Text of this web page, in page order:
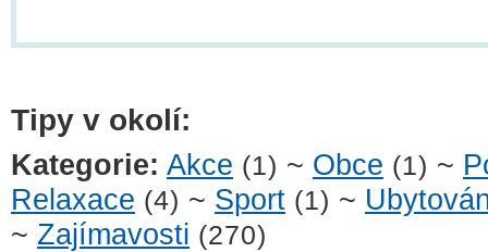
Tipy v okolí:
Kategorie: Akce (1) ~ Obce (1) ~
Relaxace (4) ~ Sport (1) ~
~ Zajímavosti (270)